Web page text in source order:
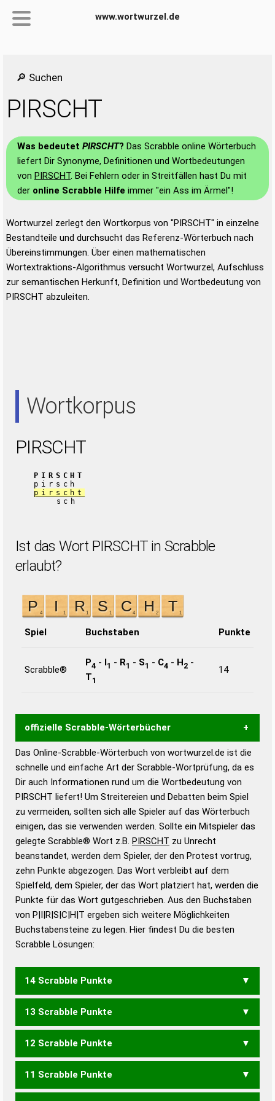
www.wortwurzel.de
🔎 Suchen
PIRSCHT
Was bedeutet PIRSCHT? Das Scrabble online Wörterbuch
liefert Dir Synonyme, Definitionen und Wortbedeutungen
von PIRSCHT. Bei Fehlern oder in Streitfällen hast Du mit
der online Scrabble Hilfe immer "ein Ass im Ärmel"!
Wortwurzel zerlegt den Wortkorpus von "PIRSCHT" in einzelne
Bestandteile und durchsucht das Referenz-Wörterbuch nach
Übereinstimmungen. Über einen mathematischen
Wortextraktions-Algorithmus versucht Wortwurzel, Aufschluss
zur semantischen Herkunft, Definition und Wortbedeutung von
PIRSCHT abzuleiten.
Wortkorpus
PIRSCHT
PIRSCHT
pirsch
pirscht
sch
Ist das Wort PIRSCHT in Scrabble
erlaubt?
Spiel Buchstaben Punkte
Scrabble®
P4 - I1 - R1 - S1 - C4 - H2 -
T1
14
offizielle Scrabble-Wörterbücher
Wortwurzel liefert mit Hilfe eines semantischen
Wortanalyse-Algorithmus gute Anhaltspunkte zu
Wortbedeutung, Worttrennung und Wortform, um die
Gültigkeit eines Wortes für das Scrabble-Spiel zu
bestimmen!
zugelassene Turnier Scrabble-
Wörterbücher sind:
Duden – Standardwerk in 12 Bänden
Duden – Richtiges und gutes
Deutsch
Duden – Die deutsche Grammatik
Duden – Deutsches
Das Online-Scrabble-Wörterbuch von wortwurzel.de ist die
schnelle und einfache Art der Scrabble-Wortprüfung, da es
Dir auch Informationen rund um die Wortbedeutung von
PIRSCHT liefert! Um Streitereien und Debatten beim Spiel
zu vermeiden, sollten sich alle Spieler auf das Wörterbuch
einigen, das sie verwenden werden. Sollte ein Mitspieler das
gelegte Scrabble® Wort z.B. PIRSCHT zu Unrecht
beanstandet, werden dem Spieler, der den Protest vortrug,
zehn Punkte abgezogen. Das Wort verbleibt auf dem
Spielfeld, dem Spieler, der das Wort platziert hat, werden die
Punkte für das Wort gutgeschrieben. Aus den Buchstaben
von P|I|R|S|C|H|T ergeben sich weitere Möglichkeiten
Buchstabensteine zu legen. Hier findest Du die besten
Scrabble Lösungen:
14 Scrabble Punkte
PRITSCH SPRICHT
13 Scrabble Punkte
PICHST SPRICH
12 Scrabble Punkte
CHIPS PICHT PITCH
11 Scrabble Punkte